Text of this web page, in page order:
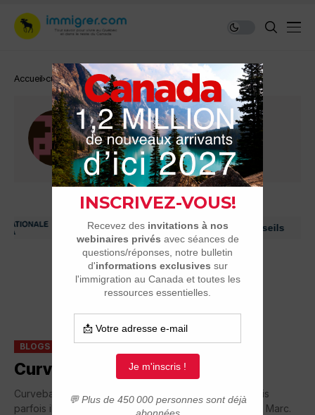
Accueil curveball
Curveball
34 articles 1 commentaires
Immigrer au Canada: ressources et conseils
BLOGS
Curveball
Curveball pour le forum, c´est un pseudo plaisant, mais
parfois il faut lever le masque ; mon vrai prénom c´est Marc.